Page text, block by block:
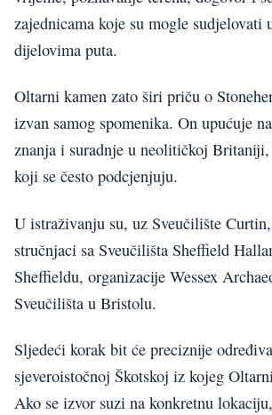
zajednicama koje su mogle sudjelovati
dijelovima puta.
Oltarni kamen zato širi priču o
izvan samog spomenika. On upućuje
znanja i suradnje u neolitičkoj
koji se često podcjenjuju.
U istraživanju su, uz Sveučilište
stručnjaci sa Sveučilišta Sheffield
Sheffieldu, organizacije Wessex
Sveučilišta u Bristolu.
Sljedeći korak bit će preciznije
sjeveroistočnoj Škotskoj iz kojeg
Ako se izvor suzi na konkretnu